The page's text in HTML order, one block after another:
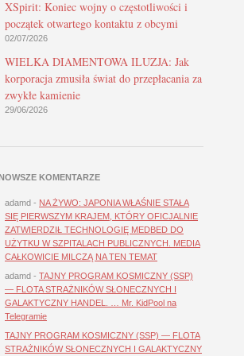
XSpirit: Koniec wojny o częstotliwości i
początek otwartego kontaktu z obcymi
02/07/2026
WIELKA DIAMENTOWA ILUZJA: Jak
korporacja zmusiła świat do przepłacania za
zwykłe kamienie
29/06/2026
KOMENTARZE
adamd - NA ŻYWO: JAPONIA WŁAŚNIE STAŁA
SIĘ PIERWSZYM KRAJEM, KTÓRY OFICJALNIE
ZATWIERDZIŁ TECHNOLOGIĘ MEDBED DO
UŻYTKU W SZPITALACH PUBLICZNYCH. MEDIA
CAŁKOWICIE MILCZĄ NA TEN TEMAT
adamd - TAJNY PROGRAM KOSMICZNY (SSP)
— FLOTA STRAŻNIKÓW SŁONECZNYCH I
GALAKTYCZNY HANDEL. … Mr. KidPool na
Telegramie
TAJNY PROGRAM KOSMICZNY (SSP) — FLOTA
STRAŻNIKÓW SŁONECZNYCH I GALAKTYCZNY